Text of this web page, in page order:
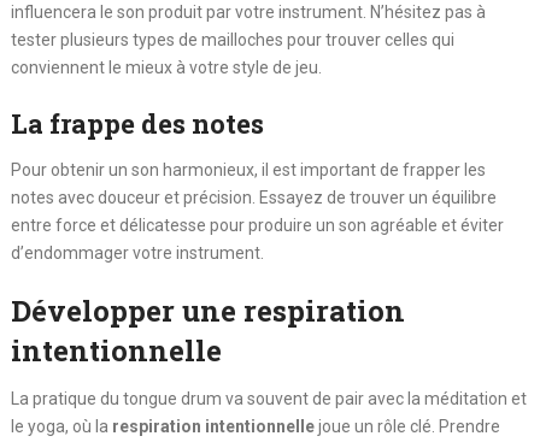
influencera le son produit par votre instrument. N’hésitez pas à
tester plusieurs types de mailloches pour trouver celles qui
conviennent le mieux à votre style de jeu.
La frappe des notes
Pour obtenir un son harmonieux, il est important de frapper les
notes avec douceur et précision. Essayez de trouver un équilibre
entre force et délicatesse pour produire un son agréable et éviter
d’endommager votre instrument.
Développer une respiration
intentionnelle
La pratique du tongue drum va souvent de pair avec la méditation et
le yoga, où la respiration intentionnellejoue un rôle clé. Prendre